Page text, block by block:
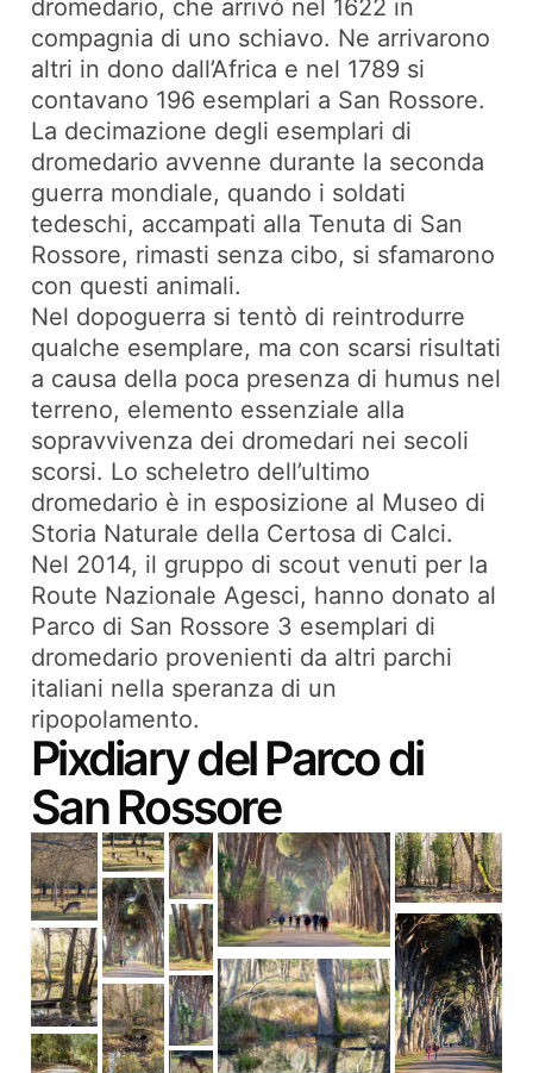
dromedario, che arrivò nel 1622 in
compagnia di uno schiavo. Ne arrivarono
altri in dono dall’Africa e nel 1789 si
contavano 196 esemplari a San Rossore.
La decimazione degli esemplari di
dromedario avvenne durante la seconda
guerra mondiale, quando i soldati
tedeschi, accampati alla Tenuta di San
Rossore, rimasti senza cibo, si sfamarono
con questi animali.
Nel dopoguerra si tentò di reintrodurre
qualche esemplare, ma con scarsi risultati
a causa della poca presenza di humus nel
terreno, elemento essenziale alla
sopravvivenza dei dromedari nei secoli
scorsi. Lo scheletro dell’ultimo
dromedario è in esposizione al Museo di
Storia Naturale della Certosa di Calci.
Nel 2014, il gruppo di scout venuti per la
Route Nazionale Agesci, hanno donato al
Parco di San Rossore 3 esemplari di
dromedario provenienti da altri parchi
italiani nella speranza di un
ripopolamento.
Pixdiary del Parco di
San Rossore